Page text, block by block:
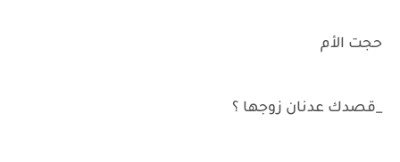
حجت الأم
_قصدك عدنان زوجها ؟